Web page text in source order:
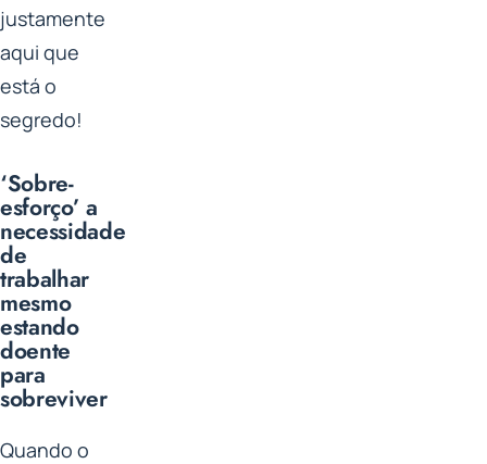
justamente
aqui que
está o
segredo!
‘Sobre-
esforço’ a
necessidade
de
trabalhar
mesmo
estando
doente
para
sobreviver
Quando o